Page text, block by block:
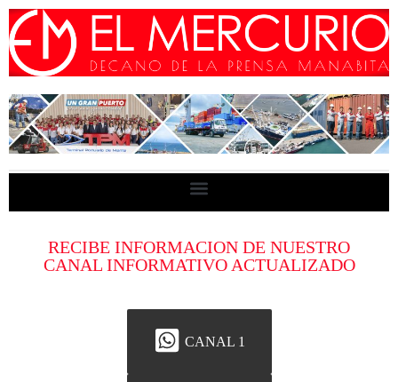
RECIBE INFORMACION DE NUESTRO
CANAL INFORMATIVO ACTUALIZADO
CANAL 1